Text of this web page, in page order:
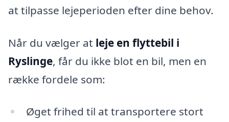
at tilpasse lejeperioden efter dine behov.
Når du vælger at leje en flyttebil i
Ryslinge, får du ikke blot en bil, men en
række fordele som:
Øget frihed til at transportere stort